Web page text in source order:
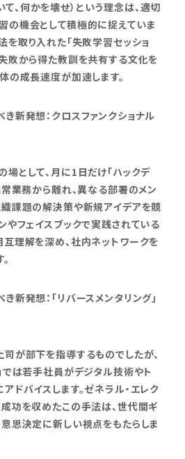
、何かを壊せ）という理念は、適切
の機会として積極的に捉えていま
を取り入れた「失敗学習セッショ
敗から得た教訓を共有する文化を
の成長速度が加速します。
新発想：クロスファンクショナル
として、月に1日だけ「ハックデ
常業務から離れ、異なる部署のメン
課題の解決策や新規アイデアを競
やフェイスブックで実践されている
理解を深め、社内ネットワークを
新発想：「リバースメンタリング」
が部下を指導するものでしたが、
では若手社員がデジタル技術やト
ドバイスします。ゼネラル・エレク
功を収めたこの手法は、世代間ギ
思決定に新しい視点をもたらしま